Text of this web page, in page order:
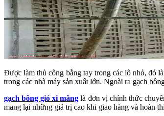
Được làm thủ công bằng tay trong các lô nhỏ, đó
trong các nhà máy sản xuất lớn. Ngoài ra gạch
gạch bông gió xi măng là đơn vị chính thức
mang lại những giá trị cao khi giao hàng và hoàn